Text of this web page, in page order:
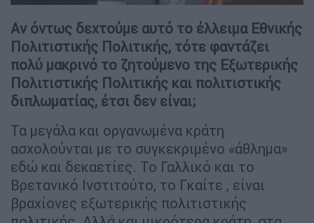
Αν όντως δεχτούμε αυτό το έλλειμα Εθνικής
Πολιτιστικής Πολιτικής, τότε φαντάζει
πολύ μακρινό το ζητούμενο της Εξωτερικής
Πολιτιστικής Πολιτικής και πολιτιστικής
διπλωματίας, έτσι δεν είναι;
Τα μεγάλα και οργανωμένα κράτη
ασχολούνται με το συγκεκριμένο «άθλημα»
εδώ και δεκαετίες. Το Γαλλικό και το
Βρετανικό Ινστιτούτο, το Γκαίτε , είναι
βραχίονες εξωτερικής πολιτιστικής